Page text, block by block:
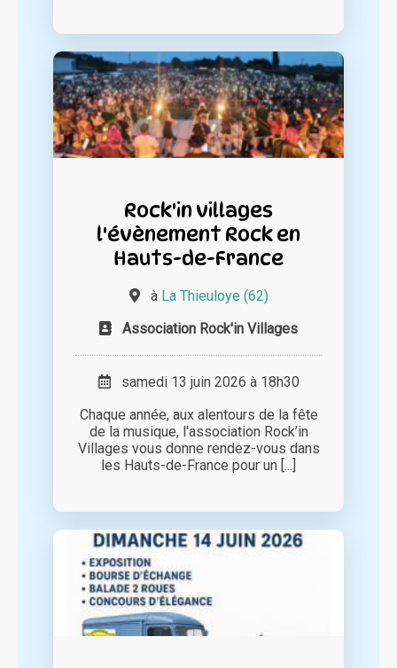
Rock'in villages
l'évènement Rock en
Hauts-de-France
à La Thieuloye (62)
Association Rock'in Villages
samedi 13 juin 2026 à 18h30
Chaque année, aux alentours de la fête
de la musique, l'association Rock’in
Villages vous donne rendez-vous dans
les Hauts-de-France pour un [...]